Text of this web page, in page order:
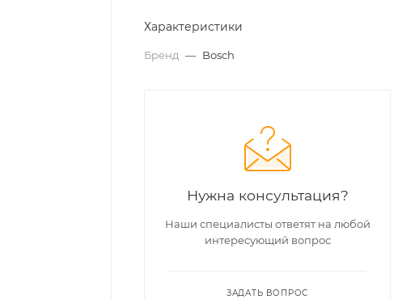
Характеристики
Бренд — Bosch
Нужна консультация?
Наши специалисты ответят на любой
интересующий вопрос
ЗАДАТЬ ВОПРОС